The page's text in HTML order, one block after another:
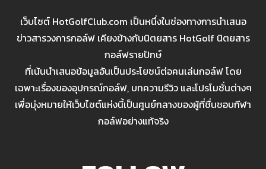
เว็บไซต์ HotGolfClub.com เป็นหนึ่งในช่องทางการนำเสนอ
ข่าวสารวงการกอล์ฟ เคียงข้างกับนิตยสาร HotGolf นิตยสาร
กอล์ฟรายปักษ์
ที่เน้นนำเสนอข้อมูลอันเป็นประโยชน์ต่อคนเล่นกอล์ฟ โดย
เฉพาะเรื่องของอุปกรณ์กอล์ฟ, บทความรีวิว และโปรโมชั่นต่างๆ
เพื่อมุ่งหมายให้เว็บไซต์แห่งนี้เป็นศูนย์กลางของผู้ที่ชื่นชอบกีฬา
กอล์ฟอย่างแท้จริง